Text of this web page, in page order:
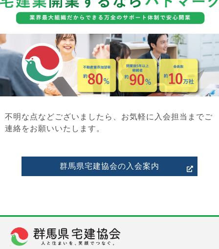
不明な点などございましたら、お気軽に入会担当までご
連絡をお願いいたします。
群馬県宅建協会の入会案内